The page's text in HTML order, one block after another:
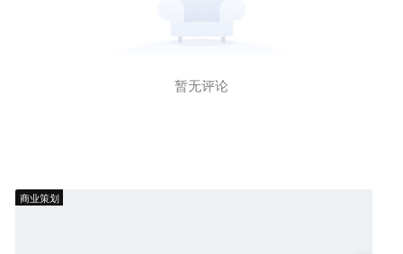
暂无评论
商业策划